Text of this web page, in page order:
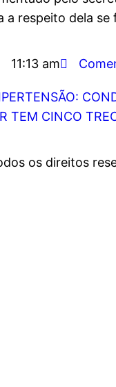
respeito dela se
11:13 am
TEM CINCO
os direitos